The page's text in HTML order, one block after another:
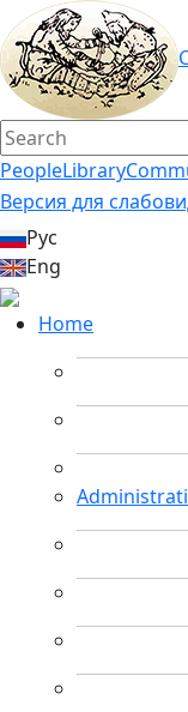
PeopleLibrary
Версия для
Рус
Eng
Home